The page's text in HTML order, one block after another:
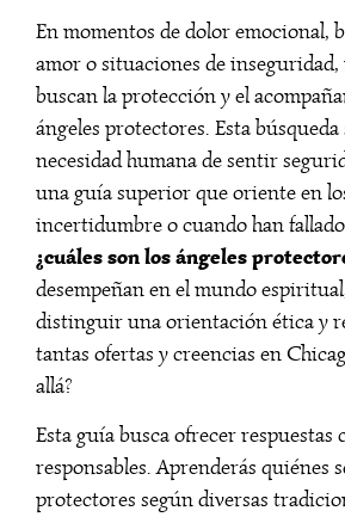
En momentos de dolor emocional,
amor o situaciones de inseguridad,
buscan la protección y el
ángeles protectores. Esta búsqueda
necesidad humana de sentir
una guía superior que oriente en
incertidumbre o cuando han
¿cuáles son los ángeles
desempeñan en el mundo
distinguir una orientación ética y
tantas ofertas y creencias en
allá?
Esta guía busca ofrecer respuestas
responsables. Aprenderás quiénes
protectores según diversas